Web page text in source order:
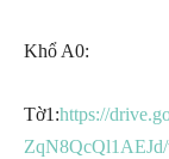
Khổ A0:
Tờ1:https://